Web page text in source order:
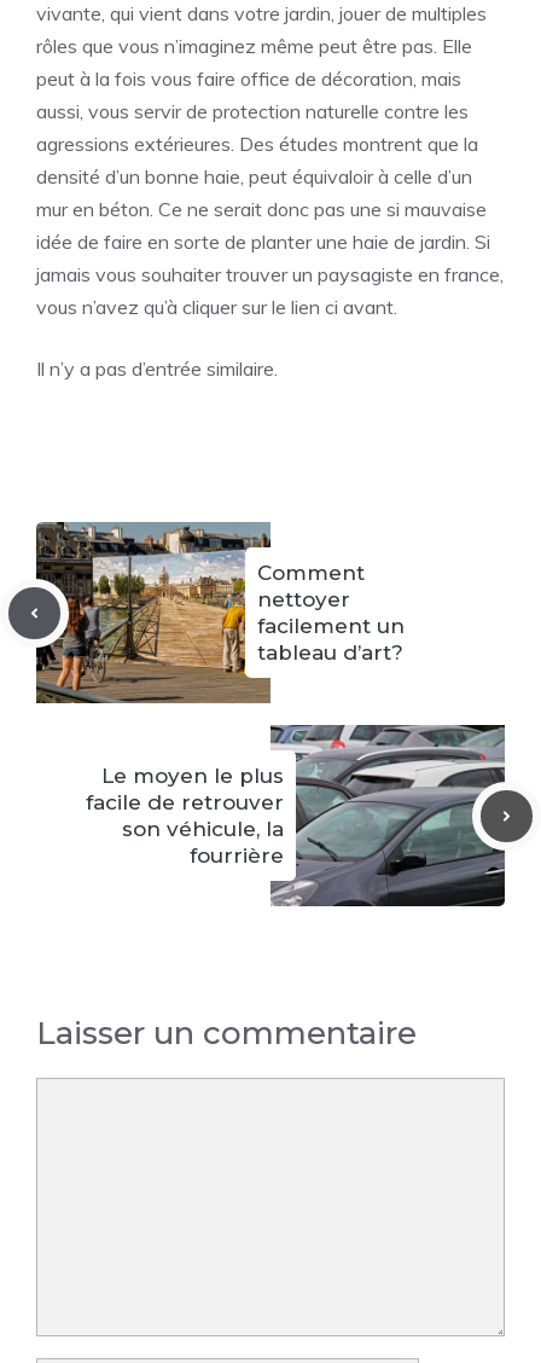
vivante, qui vient dans votre jardin, jouer de multiples
rôles que vous n’imaginez même peut être pas. Elle
peut à la fois vous faire office de décoration, mais
aussi, vous servir de protection naturelle contre les
agressions extérieures. Des études montrent que la
densité d’un bonne haie, peut équivaloir à celle d’un
mur en béton. Ce ne serait donc pas une si mauvaise
idée de faire en sorte de planter une haie de jardin. Si
jamais vous souhaitertrouver un paysagiste en france,
vous n’avez qu’à cliquer sur le lien ci avant.
Il n’y a pas d’entrée similaire.
Comment
nettoyer
facilement un
tableau d’art?
Le moyen le plus
facile de retrouver
son véhicule, la
fourrière
Laisser un commentaire